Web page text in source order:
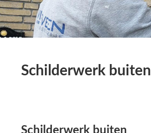
Schilderwerk buiten
Schilderwerk buiten